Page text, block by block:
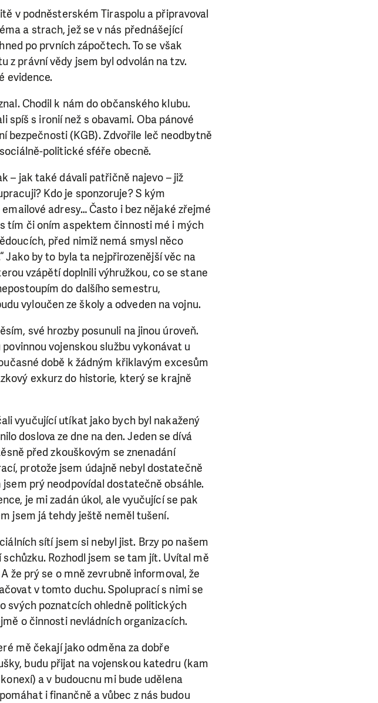
v podněsterském Tiraspolu a připravoval
a strach, jež se v nás přednášející
po prvních zápočtech. To se však
z právní vědy jsem byl odvolán na tzv.
evidence.
Chodil k nám do občanského klubu.
spíš s ironií než s obavami. Oba pánové
bezpečnosti (KGB). Zdvořile leč neodbytně
politické sféře obecně.
– jak také dávali patřičně najevo – již
Kdo je sponzoruje? S kým
adresy… Často i bez nějaké zřejmé
tím či oním aspektem činnosti mé i mých
před nimiž nemá smysl něco
Jako by to byla ta nejpřirozenější věc na
vzápětí doplnili výhružkou, co se stane
do dalšího semestru,
vyloučen ze školy a odveden na vojnu.
své hrozby posunuli na jinou úroveň.
vojenskou službu vykonávat u
době k žádným křiklavým excesům
exkurz do historie, který se krajně
vyučující utíkat jako bych byl nakažený
doslova ze dne na den. Jeden se dívá
před zkouškovým se znenadání
protože jsem údajně nebyl dostatečně
prý neodpovídal dostatečně obsáhle.
je mi zadán úkol, ale vyučující se pak
jsem já tehdy ještě neměl tušení.
sítí jsem si nebyl jist. Brzy po našem
Rozhodl jsem se tam jít. Uvítal mě
že prý se o mně zevrubně informoval, že
v tomto duchu. Spoluprací s nimi se
svých poznatcích ohledně politických
o činnosti nevládních organizacích.
mě čekají jako odměna za dobře
budu přijat na vojenskou katedru (kam
a v budoucnu mi bude udělena
i finančně a vůbec z nás budou